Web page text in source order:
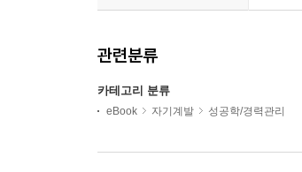
관련분류
카테고리 분류
eBook 자기계발 성공학/경력관리